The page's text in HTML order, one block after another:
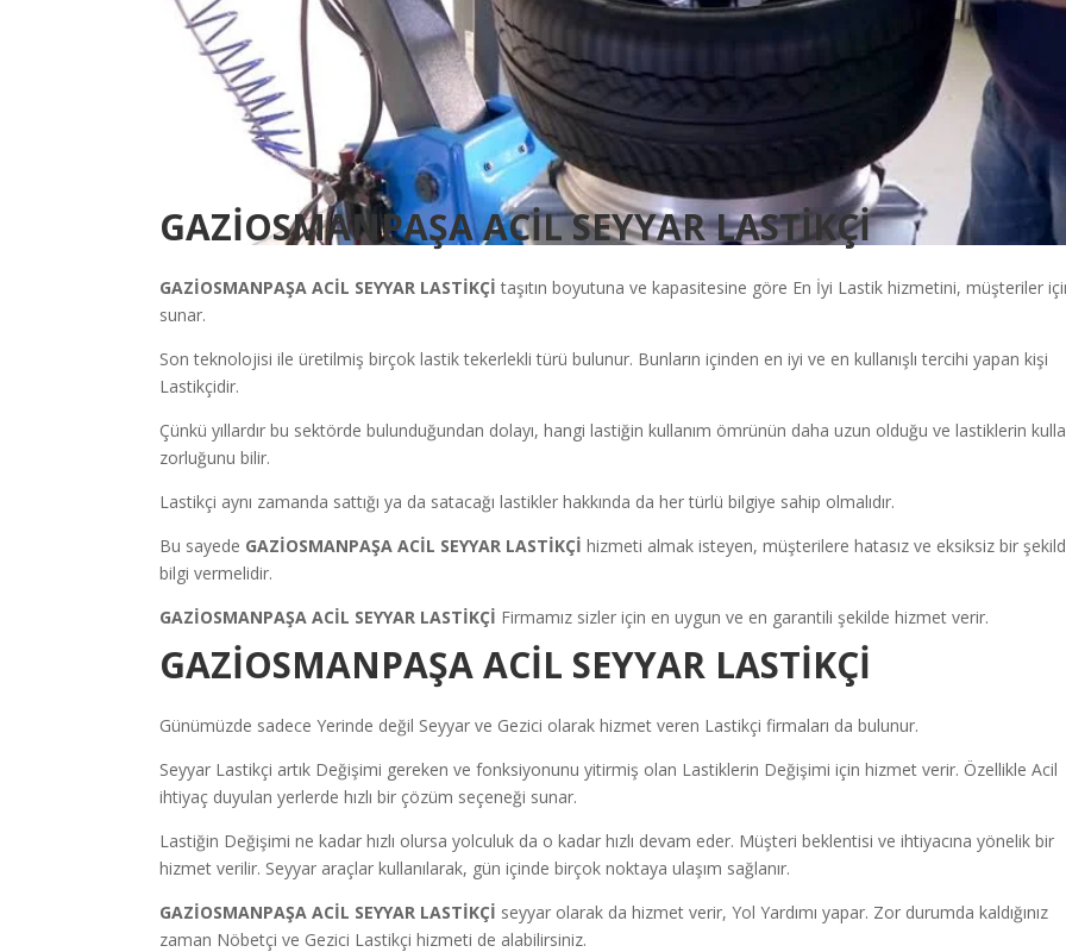
GAZİOSMANPAŞA ACİL SEYYAR LASTİKÇİ
GAZİOSMANPAŞA ACİL SEYYAR LASTİKÇİ taşıtın boyutuna ve kapasitesine göre En İyi Lastik hizmetini, müşteriler
sunar.
Son teknolojisi ile üretilmiş birçok lastik tekerlekli türü bulunur. Bunların içinden en iyi ve en kullanışlı tercihi yapan kişi
Lastikçidir.
Çünkü yıllardır bu sektörde bulunduğundan dolayı, hangi lastiğin kullanım ömrünün daha uzun olduğu ve lastiklerin
zorluğunu bilir.
Lastikçi aynı zamanda sattığı ya da satacağı lastikler hakkında da her türlü bilgiye sahip olmalıdır.
Bu sayede GAZİOSMANPAŞA ACİL SEYYAR LASTİKÇİhizmeti almak isteyen, müşterilere hatasız ve eksiksiz bir
bilgi vermelidir.
GAZİOSMANPAŞA ACİL SEYYAR LASTİKÇİ Firmamız sizler için en uygun ve en garantili şekilde hizmet verir.
GAZİOSMANPAŞA ACİL SEYYAR LASTİKÇİ
Günümüzde sadece Yerinde değil Seyyar ve Gezici olarak hizmet veren Lastikçi firmaları da bulunur.
Seyyar Lastikçi artık Değişimi gereken ve fonksiyonunu yitirmiş olan Lastiklerin Değişimi için hizmet verir. Özellikle Acil
ihtiyaç duyulan yerlerde hızlı bir çözüm seçeneği sunar.
Lastiğin Değişimi ne kadar hızlı olursa yolculuk da o kadar hızlı devam eder. Müşteri beklentisi ve ihtiyacına yönelik bir
hizmet verilir. Seyyar araçlar kullanılarak, gün içinde birçok noktaya ulaşım sağlanır.
GAZİOSMANPAŞA ACİL SEYYAR LASTİKÇİ seyyar olarak da hizmet verir, Yol Yardımı yapar. Zor durumda kaldığınız
zaman Nöbetçi ve Gezici Lastikçi hizmeti de alabilirsiniz.